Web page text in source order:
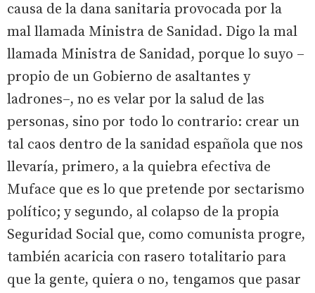
causa de la dana sanitaria provocada por la
mal llamada Ministra de Sanidad. Digo la mal
llamada Ministra de Sanidad, porque lo suyo –
propio de un Gobierno de asaltantes y
ladrones–, no es velar por la salud de las
personas, sino por todo lo contrario: crear un
tal caos dentro de la sanidad española que nos
llevaría, primero, a la quiebra efectiva de
Muface que es lo que pretende por sectarismo
político; y segundo, al colapso de la propia
Seguridad Social que, como comunista progre,
también acaricia con rasero totalitario para
que la gente, quiera o no, tengamos que pasar